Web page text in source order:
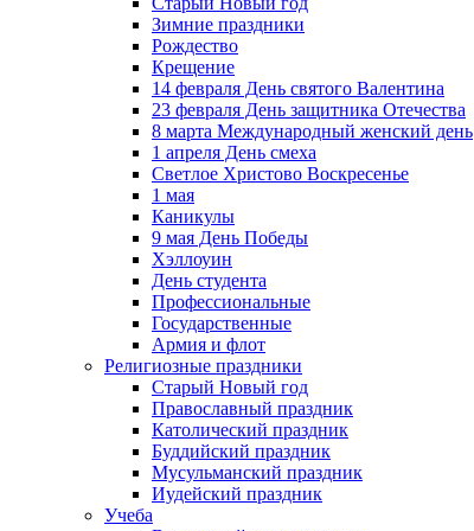
Зимние праздники
Рождество
Крещение
14 февраля День святого Валентина
23 февраля День защитника Отечества
8 марта Международный женский день
1 апреля День смеха
Светлое Христово Воскресенье
1 мая
Каникулы
9 мая День Победы
Хэллоуин
День студента
Профессиональные
Государственные
Армия и флот
Религиозные праздники
Старый Новый год
Православный праздник
Католический праздник
Буддийский праздник
Мусульманский праздник
Иудейский праздник
Учеба